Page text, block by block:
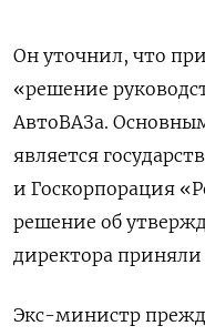
Он уточнил, что
«решение
АвтоВАЗа.
является
и Госкорпорация
решение об
директора приняли
Экс-министр